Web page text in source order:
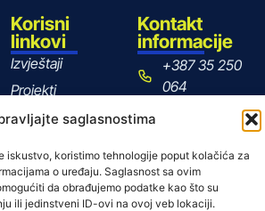
saglasnostima
iskustvo, koristimo tehnologije poput kolačića za
o uređaju. Saglasnost sa ovim
da obrađujemo podatke kao što su
ili jedinstveni ID-ovi na ovoj veb lokaciji.
Korisni
linkovi
Izvještaji
Projekti
Certifikati
Kontakt
informacije
+387 35 250
064
063